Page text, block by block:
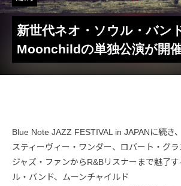
新世代ネオ・ソウル・バンド
Moonchildの単独公演が開
Blue Note JAZZ FESTIVAL in JAPANに続き
スティーヴィー・ワンダー、ロバート・グラ
ジャズ・ファンからR&Bリスナーまで魅了
ル・バンド、ムーンチャイルド